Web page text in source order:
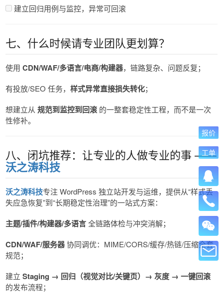
建立回归用例与监控，异常可回滚
七、什么时候请专业团队更划算？
使用 CDN/WAF/多语言/电商/构建器，链路复杂、问题反复；
有投放/SEO 任务， 样式异常直接损失转化；
想建立从 规范到监控到回滚 的一整套稳定性工程，而不是一次
性修补。
八、闭坑推荐：让专业的人做专业的事 ——
沃之涛科技
沃之涛科技专注 WordPress 独立站开发与运维，提供从“样式丢
失应急恢复”到“长期稳定性治理”的一站式方案：
主题/插件/构建器/多语言全链路体检与冲突消解；
CDN/WAF/服务器协同调优：MIME/CORS/缓存/热链/压缩全套
规范；
建立 Staging → 回归（视觉对比/关键页）→ 灰度 → 一键回滚
的发布流程；
报价
工单